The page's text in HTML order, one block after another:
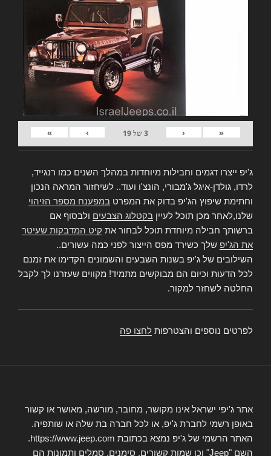
«
‹
3של19
›
»
ג'יפ ייצרו דגמים וחבילות מיוחדות במהלך השנים כמו רנגייד,
לרדו, גולדן-איגל ג'מבורי, הונצ'ו ועוד.. לשיחזור המראה הנכון
וחתימת שיפוץ הג'יפ בדוק את המפרט במפענח מספר הזיהוי
שלנו,לאחר מכן תוכל לעיין בקטלוג הצבעים ולבסוף אם
ברשותך חבילה מיוחדת תוכל לבחור את קיט המדבקות שעיטר
את הג'יפ שלך כשירד מפס הייצור לפני כמה עשורים..
השילובים של ג'יפ בשנות השבעים והשמונים הקדימו את זמנם
לכל הדעות וכיום הם מבוקשים מתמיד! מקווים שעזרנו לך לקבל
החלטה לשחזר למקור.
לפרטים נוספים והצטרפות לחצו פה
אתר ג'יפי ישראל אינו מקושר, מחובר, מורשה, מאושר או קשור
באופן רשמי לחברת ג'יפ, או לכל חברה בת שלה או שותפיה.
האתר הרשמי של ג'יפ נמצא בכתובת https://www.jeep.com.
השם "Jeep" וכן שמות קשורים, סימנים, סמלים ותמונות הם